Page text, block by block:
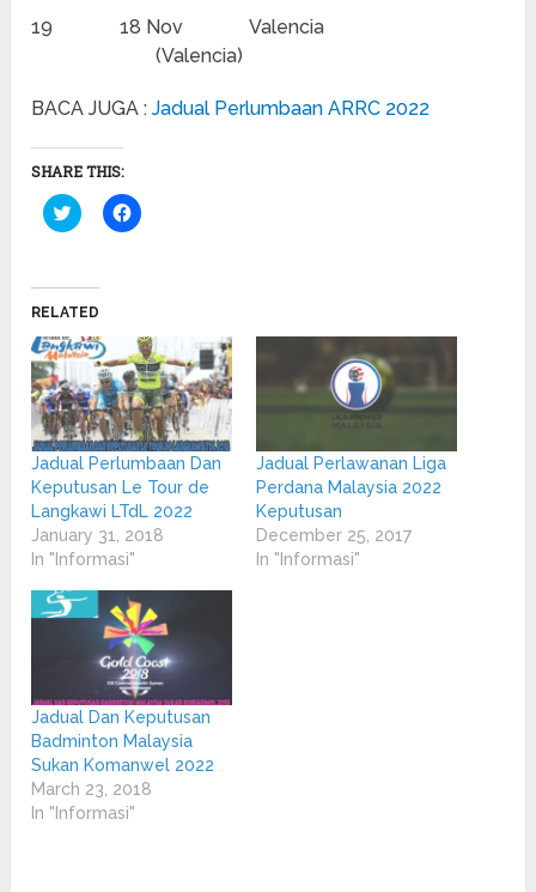
19 18 Nov Valencia
(Valencia)
BACA JUGA :Jadual Perlumbaan ARRC 2022
SHARE THIS:
Click
to
(Opens
in
new
window)
Click
to
window)
RELATED
Jadual Perlumbaan Dan
Keputusan Le Tour de
Langkawi LTdL 2022
January 31, 2018
In "Informasi"
Jadual Perlawanan Liga
Perdana Malaysia 2022
Keputusan
December 25, 2017
In "Informasi"
Jadual Dan Keputusan
Badminton Malaysia
Sukan Komanwel 2022
March 23, 2018
In "Informasi"